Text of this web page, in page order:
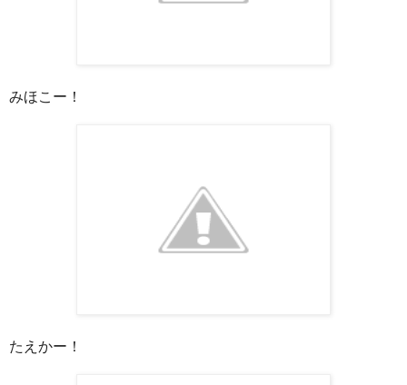
みほこー！
たえかー！